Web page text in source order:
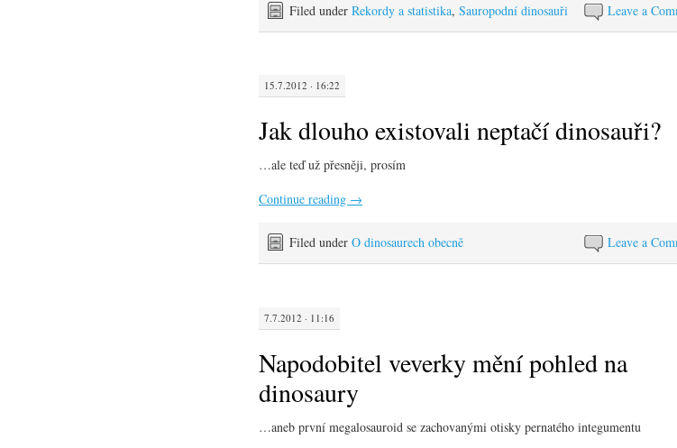
Leave a
Filed under Rekordy a statistika, Sauropodní dinosauři
15.7.2012 · 16:22
Jak dlouho existovali neptačí dinosauři?
…ale teď už přesněji, prosím
Continue reading →
Leave a
Filed under O dinosaurech obecně
7.7.2012 · 11:16
Napodobitel veverky mění pohled na
dinosaury
…aneb první megalosauroid se zachovanými otisky pernatého integumentu